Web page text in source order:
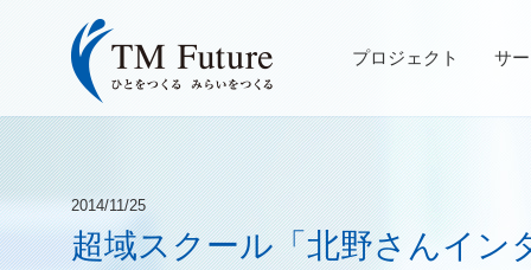
プロジェクト サ
2014/11/25
超域スクール「北野さんイン